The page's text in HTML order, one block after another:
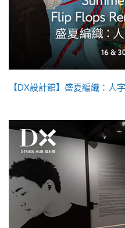
【DX設計館】盛夏編織：人